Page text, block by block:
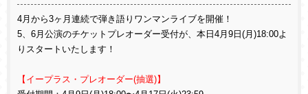
4月から3ヶ月連続で弾き語りワンマンライブを開催！
5、6月公演のチケットプレオーダー受付が、本日4月9日(月)18:00よ
りスタートいたします！
【イープラス・プレオーダー(抽選)】